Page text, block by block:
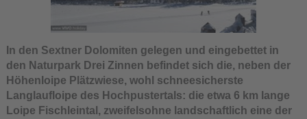
In den Sextner Dolomiten gelegen und eingebettet in
den Naturpark Drei Zinnen befindet sich die, neben der
Höhenloipe Plätzwiese, wohl schneesicherste
Langlaufloipe des Hochpustertals: die etwa 6 km lange
Loipe Fischleintal, zweifelsohne landschaftlich eine der